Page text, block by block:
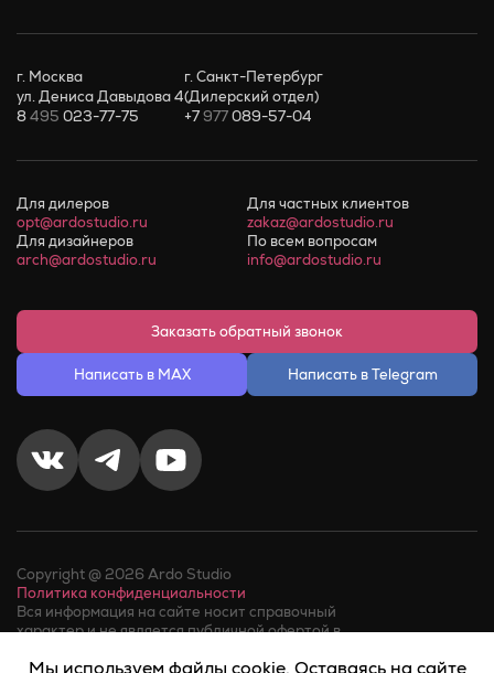
г. Москва
ул. Дениса Давыдова 4
8495 023-77-75
г. Санкт-Петербург
(Дилерский отдел)
+7977089-57-04
Для дилеров
opt@ardostudio.ru
Для частных клиентов
zakaz@ardostudio.ru
Для дизайнеров
arch@ardostudio.ru
По всем вопросам
info@ardostudio.ru
Заказать обратный звонок
Написать в MAX Написать в Telegram
Copyright @ 2026 Ardo Studio
Политика конфиденциальности
Вся информация на сайте носит справочный
характер и не является публичной офертой в
Факт телефонного звонка в компанию или обращения в
Мы используем файлы cookie. Оставаясь на сайте